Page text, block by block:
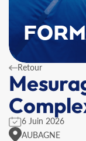
Retour
6 Juin 2026
AUBAGNE